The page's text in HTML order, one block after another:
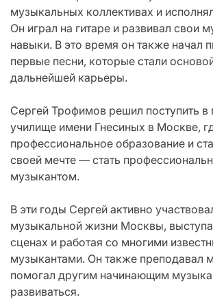
музыкальных коллективах и
Он играл на гитаре и развивал свои
навыки. В это время он также начал
первые песни, которые стали
дальнейшей карьеры.
Сергей Трофимов решил поступить
училище имени Гнесиных в Москве,
профессиональное образование и
своей мечте — стать
музыкантом.
В эти годы Сергей активно
музыкальной жизни Москвы,
сценах и работая со многими
музыкантами. Он также преподавал
помогал другим начинающим
развиваться.